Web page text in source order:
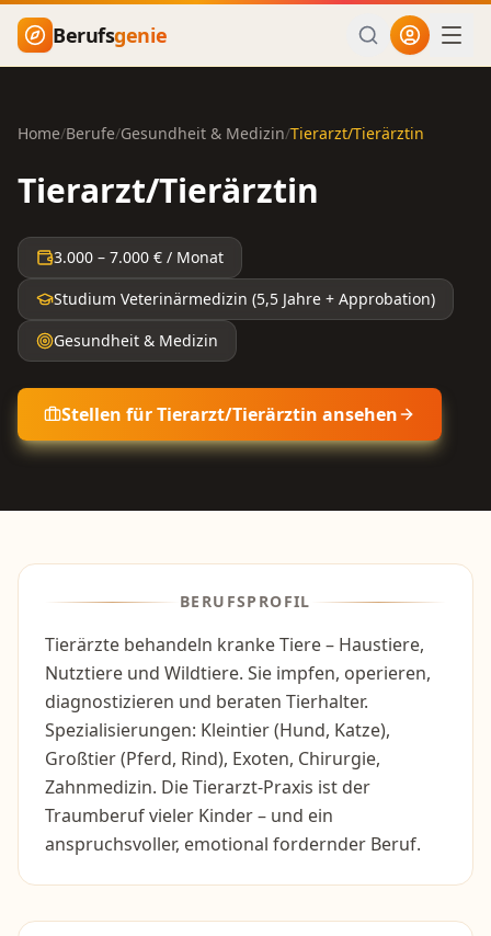
Zum Hauptinhalt springen
Berufsgenie
Home/Berufe/Gesundheit & Medizin/Tierarzt/Tierärztin
Tierarzt/Tierärztin
3.000 – 7.000 € / Monat
Studium Veterinärmedizin (5,5 Jahre + Approbation)
Gesundheit & Medizin
Stellen fürTierarzt/Tierärztin ansehen
BERUFSPROFIL
Tierärzte behandeln kranke Tiere – Haustiere,
Nutztiere und Wildtiere. Sie impfen, operieren,
diagnostizieren und beraten Tierhalter.
Spezialisierungen: Kleintier (Hund, Katze),
Großtier (Pferd, Rind), Exoten, Chirurgie,
Zahnmedizin. Die Tierarzt-Praxis ist der
Traumberuf vieler Kinder – und ein
anspruchsvoller, emotional fordernder Beruf.